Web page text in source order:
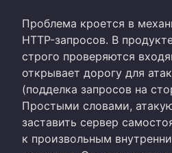
Проблема кроется в
HTTP-запросов. В
строго проверяются
открывает дорогу для
(подделка запросов на
Простыми словами,
заставить сервер
к произвольным